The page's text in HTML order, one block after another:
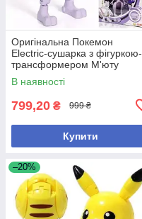
Оригінальна Покемон
Electric-сушарка з фігуркою-
трансформером М'юту
В наявності
799,20 ₴ 999 ₴
Купити
–20%